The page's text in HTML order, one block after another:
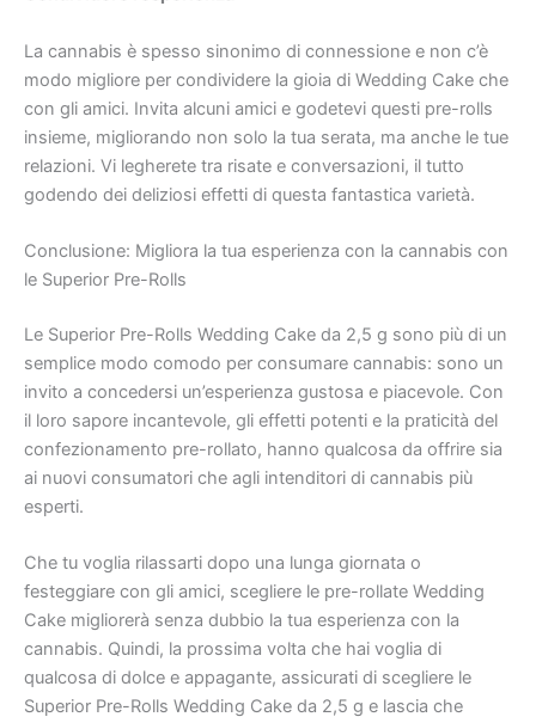
La cannabis è spesso sinonimo di connessione e non c’è
modo migliore per condividere la gioia di Wedding Cake che
con gli amici. Invita alcuni amici e godetevi questi pre-rolls
insieme, migliorando non solo la tua serata, ma anche le tue
relazioni. Vi legherete tra risate e conversazioni, il tutto
godendo dei deliziosi effetti di questa fantastica varietà.
Conclusione: Migliora la tua esperienza con la cannabis con
le Superior Pre-Rolls
Le Superior Pre-Rolls Wedding Cake da 2,5 g sono più di un
semplice modo comodo per consumare cannabis: sono un
invito a concedersi un’esperienza gustosa e piacevole. Con
il loro sapore incantevole, gli effetti potenti e la praticità del
confezionamento pre-rollato, hanno qualcosa da offrire sia
ai nuovi consumatori che agli intenditori di cannabis più
esperti.
Che tu voglia rilassarti dopo una lunga giornata o
festeggiare con gli amici, scegliere le pre-rollate Wedding
Cake migliorerà senza dubbio la tua esperienza con la
cannabis. Quindi, la prossima volta che hai voglia di
qualcosa di dolce e appagante, assicurati di scegliere le
Superior Pre-Rolls Wedding Cake da 2,5 g e lascia che